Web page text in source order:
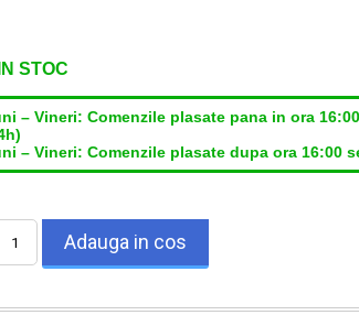
IN STOC
– Vineri: Comenzile plasate pana in ora
– Vineri: Comenzile plasate dupa ora 16:00